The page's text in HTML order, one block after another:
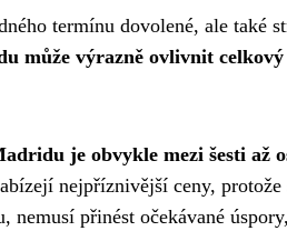
termínu dovolené, ale také
může výrazně ovlivnit celkový
je obvykle mezi šesti až
nejpříznivější ceny, protože
přinést očekávané